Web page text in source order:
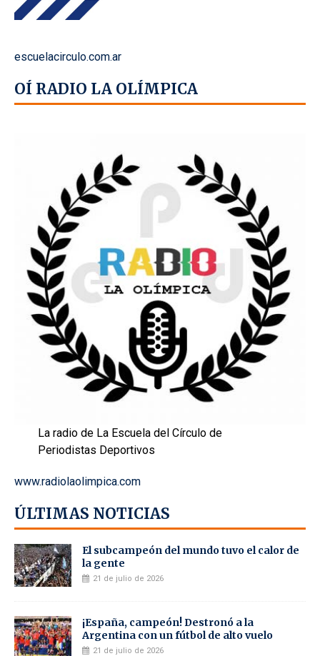
escuelacirculo.com.ar
OÍ RADIO LA OLÍMPICA
La radio de La Escuela del Círculo de
Periodistas Deportivos
www.radiolaolimpica.com
ÚLTIMAS NOTICIAS
El subcampeón del mundo tuvo el calor de
la gente
21 de julio de 2026
¡España, campeón! Destronó a la
Argentina con un fútbol de alto vuelo
21 de julio de 2026